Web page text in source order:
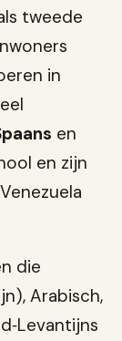
tweede
in
en
en zijn
die
Arabisch,